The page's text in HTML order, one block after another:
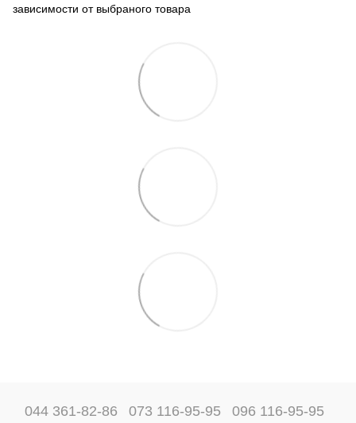
зависимости от выбраного товара
044 361-82-86 073 116-95-95 096 116-95-95